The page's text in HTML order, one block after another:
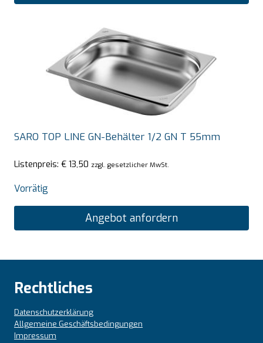
SARO TOP LINE GN-Behälter 1/2 GN T 55mm
Listenpreis: € 13,50 zzgl. gesetzlicher MwSt.
Vorrätig
Angebot anfordern
Rechtliches
Datenschutzerklärung
Allgemeine Geschäftsbedingungen
Impressum